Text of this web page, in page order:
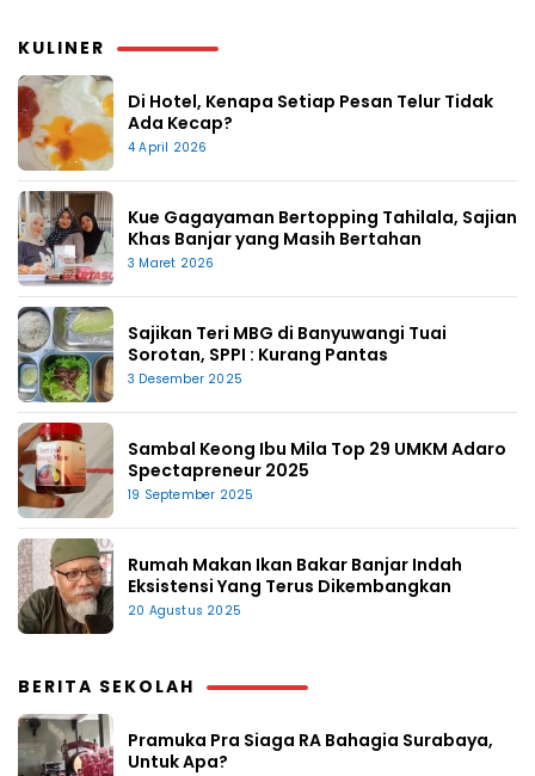
KULINER
Di Hotel, Kenapa Setiap Pesan Telur Tidak
Ada Kecap?
4 April 2026
Kue Gagayaman Bertopping Tahilala, Sajian
Khas Banjar yang Masih Bertahan
3 Maret 2026
Sajikan Teri MBG di Banyuwangi Tuai
Sorotan, SPPI : Kurang Pantas
3 Desember 2025
Sambal Keong Ibu Mila Top 29 UMKM Adaro
Spectapreneur 2025
19 September 2025
Rumah Makan Ikan Bakar Banjar Indah
Eksistensi Yang Terus Dikembangkan
20 Agustus 2025
BERITA SEKOLAH
Pramuka Pra Siaga RA Bahagia Surabaya,
Untuk Apa?